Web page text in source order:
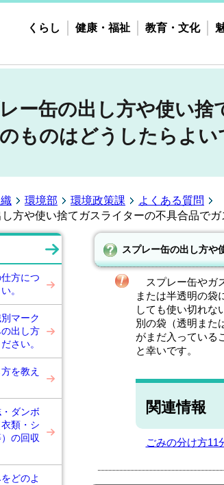
くらし 健康・福祉 教育・文化
ー缶の出し方や使い
ものはどうしたらよい
環境部 環境政策課
よくある質問
方や使い捨てガスライターの不具合品で
方につ
。
マーク
出し方
さい。
を教え
ダンボ
類・シ
の回収
どのよ
スプレー缶の出し方や
スプレー缶やガ
または半透明の袋
しても使い切れな
別の袋（透明また
がまだ入っている
と幸いです。
関連情報
ごみの分け方11